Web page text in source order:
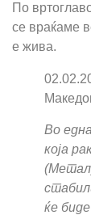
По
се враќаме
е жива.
Во
која
ќе